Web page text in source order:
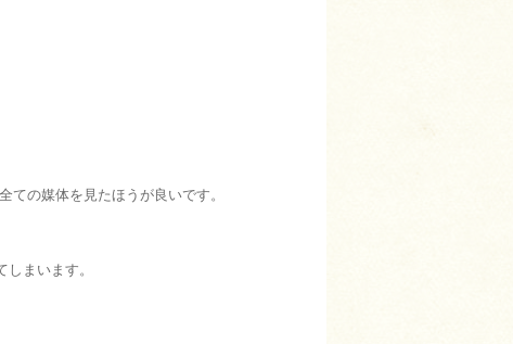
ての媒体を見たほうが良いです。
まいます。